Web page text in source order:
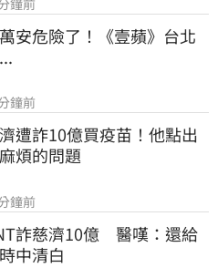
安危險了！《壹蘋》台北
鐘前
遭詐10億買疫苗！他點出
煩的問題
鐘前
詐慈濟10億　醫嘆：還給
中清白